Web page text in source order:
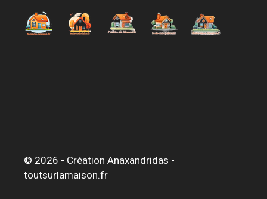
© 2026 - Création Anaxandridas -
toutsurlamaison.fr